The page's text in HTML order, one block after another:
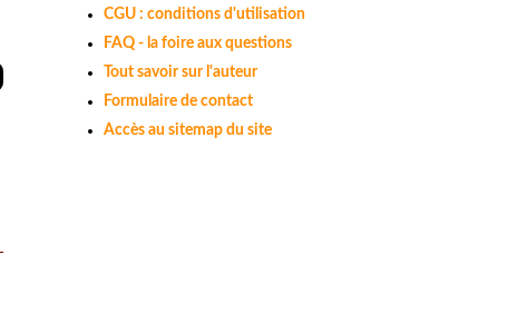
CGU : conditions d'utilisation
FAQ - la foire aux questions
Tout savoir sur l'auteur
Formulaire de contact
Accès au sitemap du site